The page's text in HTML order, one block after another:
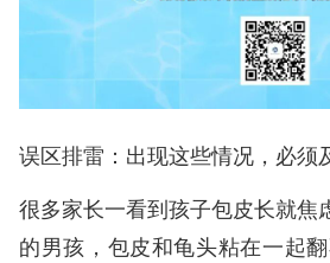
误区排雷：出现这些情况，必须
很多家长一看到孩子包皮长就
的男孩，包皮和龟头粘在一起